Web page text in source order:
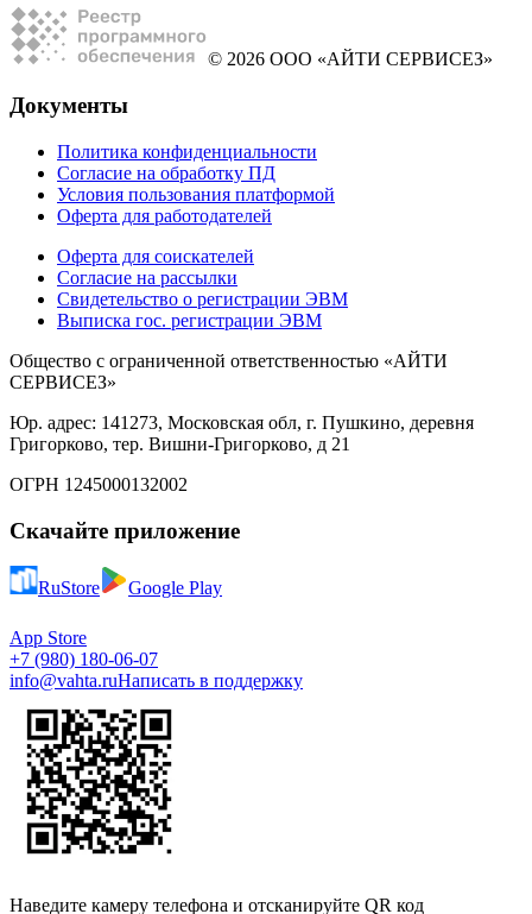
© 2026 ООО «АЙТИ СЕРВИСЕЗ»
Документы
Политика конфиденциальности
Согласие на обработку ПД
Условия пользования платформой
Оферта для работодателей
Оферта для соискателей
Согласие на рассылки
Свидетельство о регистрации ЭВМ
Выписка гос. регистрации ЭВМ
Общество с ограниченной ответственностью «АЙТИ
СЕРВИСЕЗ»
Юр. адрес: 141273, Московская обл, г. Пушкино, деревня
Григорково, тер. Вишни-Григорково, д 21
ОГРН 1245000132002
Скачайте приложение
RuStore Google Play
App Store
+7 (980) 180-06-07
info@vahta.ruНаписать в поддержку
Наведите камеру телефона и отсканируйте QR код